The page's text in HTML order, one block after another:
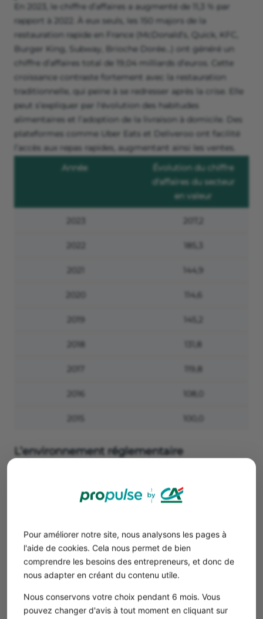
Pour améliorer notre site, nous analysons les pages à
l'aide de cookies. Cela nous permet de bien
comprendre les besoins des entrepreneurs, et donc de
nous adapter en créant du contenu utile.
Nous conservons votre choix pendant 6 mois. Vous
pouvez changer d'avis à tout moment en cliquant sur
En 2023, le chiffre d’affaires a augmenté de 11,3 % par
rapport à 2022. À eux seuls, les 150 majors de la
restauration rapide en France (McDonald’s, Quick, KFC,
Burger King, Subway, Brioche Dorée…) ont généré un
chiffre d’affaires total de 19,04 milliards d’euros. Cette
croissance contraste fortement avec la restauration
traditionnelle, qui peine à se redresser après la crise. Elle
peut s’expliquer par l'évolution des habitudes
alimentaires et l’adoption de la livraison à domicile. Des
plateformes comme Uber Eats et Deliveroo ont facilité
l’accès aux repas rapides, augmentant ainsi les ventes.
Année
Évolution du chiffre
d'affaires du secteur
en valeur
185,3
144,9
114,6
2019 145,2
2018 131,8
119,8
2016 108,0
100,0
L’environnement réglementaire
déchets, et de sécurité au travail. Les établissements
HACCP(Hazard Analysis Critical Control Point).
De plus, les fast-foods sont confrontés à des lois sur la
transparence des ingrédients et l'étiquetage nutritionnel.
Les politiques écologiques, comme l’interdiction des
plastiques à usage unique, forcent également les
enseignes à adapter leurs emballages.